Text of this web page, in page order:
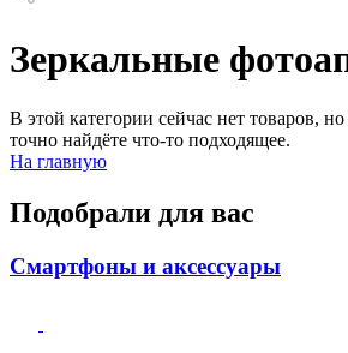
Зеркальные
В этой категории сейчас нет товаров,
точно найдёте что-то подходящее.
На главную
Подобрали для вас
Смартфоны и аксессуары